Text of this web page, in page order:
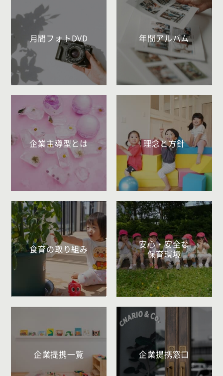
月間フォトDVD 年間アルバム
企業主導型とは 理念と方針
食育の取り組み
安心・安全な
保育環境
企業提携一覧 企業提携窓口